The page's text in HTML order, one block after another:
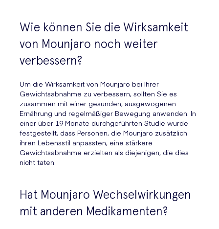
Wie können Sie die Wirksamkeit
von Mounjaro noch weiter
verbessern?
Um die Wirksamkeit von Mounjaro bei Ihrer
Gewichtsabnahme zu verbessern, sollten Sie es
zusammen mit einer gesunden, ausgewogenen
Ernährung und regelmäßiger Bewegung anwenden. In
einer über 19 Monate durchgeführten Studie wurde
festgestellt, dass Personen, die Mounjaro zusätzlich
ihren Lebensstil anpassten, eine stärkere
Gewichtsabnahme erzielten als diejenigen, die dies
nicht taten.
Hat Mounjaro Wechselwirkungen
mit anderen Medikamenten?